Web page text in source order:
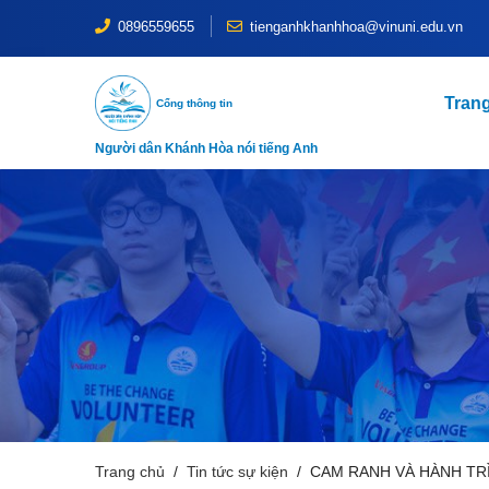
0896559655 tienganhkhanhhoa@vinuni.edu.vn
Cổng thông tin
Người dân Khánh Hòa nói tiếng Anh
Trang chủ Tin tức sự kiện CAM RANH VÀ HÀNH